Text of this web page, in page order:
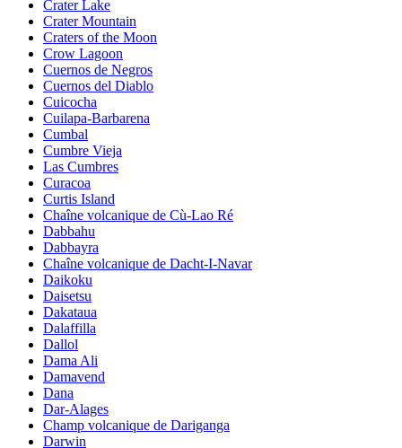
Crater Lake
Crater Mountain
Craters of the Moon
Crow Lagoon
Cuernos de Negros
Cuernos del Diablo
Cuicocha
Cuilapa-Barbarena
Cumbal
Cumbre Vieja
Las Cumbres
Curacoa
Curtis Island
Chaîne volcanique de Cù-Lao Ré
Dabbahu
Dabbayra
Chaîne volcanique de Dacht-I-Navar
Daikoku
Daisetsu
Dakataua
Dalaffilla
Dallol
Dama Ali
Damavend
Dana
Dar-Alages
Champ volcanique de Dariganga
Darwin